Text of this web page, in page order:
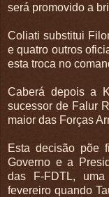
será promovido a
Coliati substitui
e quatro outros
esta troca no
Caberá depois a
sucessor de Falur
maior das Forças
Esta decisão põe
Governo e a
das F-FDTL,
fevereiro quando